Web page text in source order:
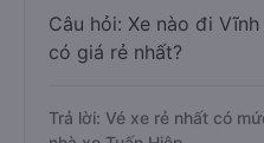
Câu hỏi: Xe nào đi
có giá rẻ nhất?
Trả lời: Vé xe rẻ nhất có